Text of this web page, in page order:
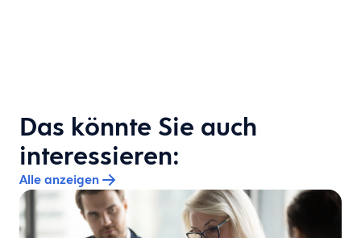
Das könnte Sie auch
interessieren:
Alle anzeigen